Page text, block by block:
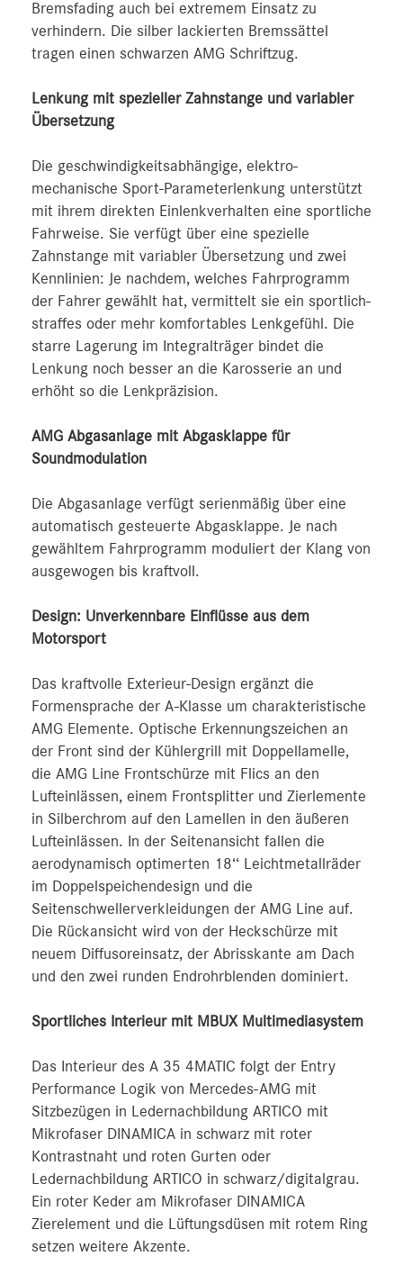
Bremsfading auch bei extremem Einsatz zu
verhindern. Die silber lackierten Bremssättel
tragen einen schwarzen AMG Schriftzug.
Lenkung mit spezieller Zahnstange und variabler
Übersetzung
Die geschwindigkeitsabhängige, elektro-
mechanische Sport-Parameterlenkung unterstützt
mit ihrem direkten Einlenkverhalten eine sportliche
Fahrweise. Sie verfügt über eine spezielle
Zahnstange mit variabler Übersetzung und zwei
Kennlinien: Je nachdem, welches Fahrprogramm
der Fahrer gewählt hat, vermittelt sie ein sportlich-
straffes oder mehr komfortables Lenkgefühl. Die
starre Lagerung im Integralträger bindet die
Lenkung noch besser an die Karosserie an und
erhöht so die Lenkpräzision.
AMG Abgasanlage mit Abgasklappe für
Soundmodulation
Die Abgasanlage verfügt serienmäßig über eine
automatisch gesteuerte Abgasklappe. Je nach
gewähltem Fahrprogramm moduliert der Klang von
ausgewogen bis kraftvoll.
Design: Unverkennbare Einflüsse aus dem
Motorsport
Das kraftvolle Exterieur-Design ergänzt die
Formensprache der A-Klasse um charakteristische
AMG Elemente. Optische Erkennungszeichen an
der Front sind der Kühlergrill mit Doppellamelle,
die AMG Line Frontschürze mit Flics an den
Lufteinlässen, einem Frontsplitter und Zierlemente
in Silberchrom auf den Lamellen in den äußeren
Lufteinlässen. In der Seitenansicht fallen die
aerodynamisch optimerten 18‘‘ Leichtmetallräder
im Doppelspeichendesign und die
Seitenschwellerverkleidungen der AMG Line auf.
Die Rückansicht wird von der Heckschürze mit
neuem Diffusoreinsatz, der Abrisskante am Dach
und den zwei runden Endrohrblenden dominiert.
Sportliches Interieur mit MBUX Multimediasystem
Das Interieur des A 35 4MATIC folgt der Entry
Performance Logik von Mercedes-AMG mit
Sitzbezügen in Ledernachbildung ARTICO mit
Mikrofaser DINAMICA in schwarz mit roter
Kontrastnaht und roten Gurten oder
Ledernachbildung ARTICO in schwarz/digitalgrau.
Ein roter Keder am Mikrofaser DINAMICA
Zierelement und die Lüftungsdüsen mit rotem Ring
setzen weitere Akzente.